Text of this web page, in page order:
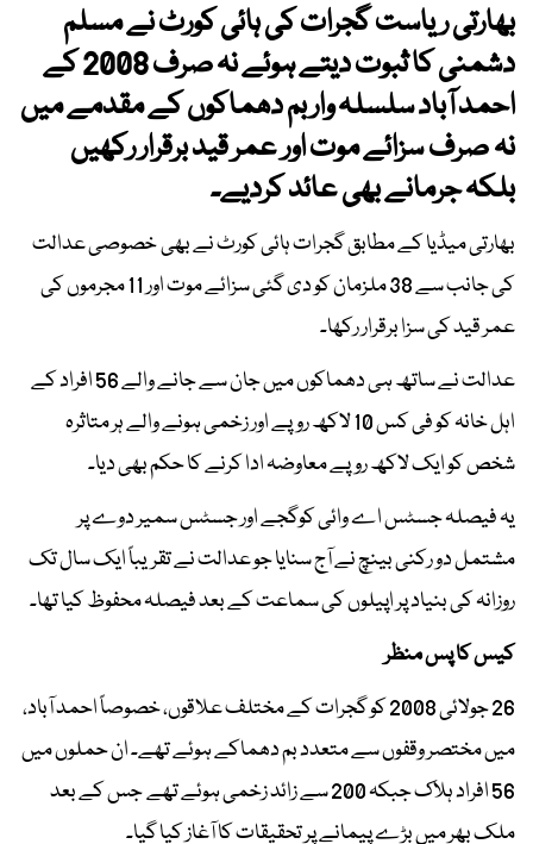
بھارتی ریاست گجرات کی ہائی کورٹ نے مسلم
دشمنی کا ثبوت دیتے ہوئے نہ صرف 2008 کے
احمد آباد سلسلہ وار بم دھماکوں کے مقدمے میں
نہ صرف سزائے موت اور عمر قید برقرار رکھیں
بلکہ جرمانے بھی عائد کردیے۔
بھارتی میڈیا کے مطابق گجرات ہائی کورٹ نے بھی خصوصی عدالت
کی جانب سے 38 ملزمان کو دی گئی سزائے موت اور 11 مجرموں کی
عمر قید کی سزا برقرار رکھا۔
عدالت نے ساتھ ہی دھماکوں میں جان سے جانے والے 56 افراد کے
اہل خانہ کو فی کس 10 لاکھ روپے اور زخمی ہونے والے ہر متاثرہ
شخص کو ایک لاکھ روپے معاوضہ ادا کرنے کا حکم بھی دیا۔
یہ فیصلہ جسٹس اے وائی کوگجے اور جسٹس سمیر دوے پر
مشتمل دو رکنی بینچ نے آج سنایا جو عدالت نے تقریباً ایک سال تک
روزانہ کی بنیاد پر اپیلوں کی سماعت کے بعد فیصلہ محفوظ کیا تھا۔
کیس کا پس منظر
26 جولائی 2008 کو گجرات کے مختلف علاقوں، خصوصاً احمد آباد،
میں مختصر وقفوں سے متعدد بم دھماکے ہوئے تھے۔ ان حملوں میں
56 افراد ہلاک جبکہ 200 سے زائد زخمی ہوئے تھے جس کے بعد
ملک بھر میں بڑے پیمانے پر تحقیقات کا آغاز کیا گیا۔